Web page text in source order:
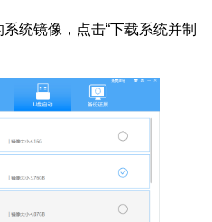
统镜像，点击“下载系统并制